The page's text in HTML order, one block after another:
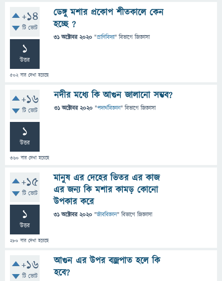
+14
টি ভোট
1
উত্তর
502বার দেখা হয়েছে
ডেঙ্গু মশার প্রকোপ শীতকালে কেন
হচ্ছে ?
31 অক্টোবর 2020 "প্রাণিবিদ্যা" বিভাগে জিজ্ঞাসা
+16
টি ভোট
1
উত্তর
360 বার দেখা হয়েছে
নদীর মধ্যে কি আগুন জালানো সম্ভব?
31 অক্টোবর 2020 "পদার্থবিজ্ঞান" বিভাগে জিজ্ঞাসা
+15
টি ভোট
1
উত্তর
280 বার দেখা হয়েছে
মানুষ এর দেহের ভিতর এর কাজ
এর জন্য কি মশার কামড় কোনো
উপকার করে
31 অক্টোবর 2020 "জীববিজ্ঞান" বিভাগে জিজ্ঞাসা
+16
টি ভোট
আগুন এর উপর বজ্রপাত হলে কি
হবে?